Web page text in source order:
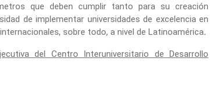
que deben cumplir tanto para su creación
de implementar universidades de excelencia en
sobre todo, a nivel de Latinoamérica.
del Centro Interuniversitario de Desarrollo